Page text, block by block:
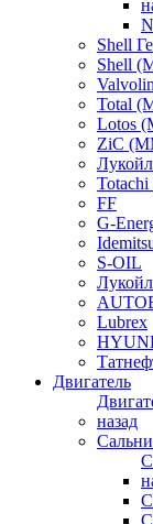
Shell
Shell
Total
Lotos
ZiC
FF
G-
S-OIL
Lubrex
Двигатель
назад